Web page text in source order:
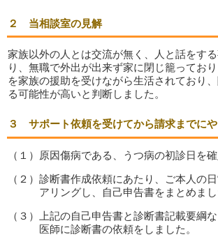
２ 当相談室の見解
家族以外の人とは交流が無く、人と話をす
り、無職で外出が出来ず家に閉じ籠ってお
を家族の援助を受けながら生活されており
る可能性が高いと判断しました。
３ サポート依頼を受けてから請求までにや
（１）原因傷病である、うつ病の初診日を確
（２）診断書作成依頼にあたり、ご本人の
アリングし、自己申告書をまとめまし
（３）上記の自己申告書と診断書記載要綱
医師に診断書の依頼をしました。